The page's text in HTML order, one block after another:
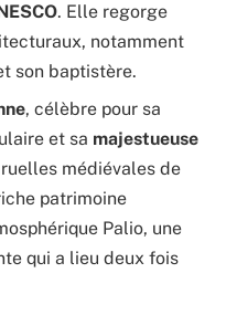
. Elle regorge
notamment
son baptistère.
, célèbre pour sa
et sa majestueuse
médiévales de
patrimoine
Palio, une
qui a lieu deux fois